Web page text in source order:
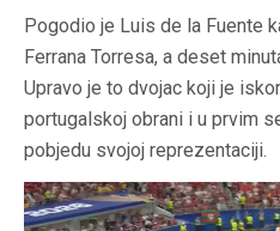
Pogodio je Luis de la Fuente
Ferrana Torresa, a deset
Upravo je to dvojac koji je
portugalskoj obrani i u prvim
pobjedu svojoj reprezentaciji.